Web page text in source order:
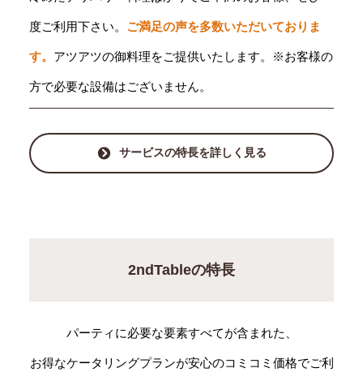
度ご利用下さい。 ご満足の声を多数いただいておりま
す。 アツアツの御料理をご提供いたします。※お客様の
方で必要な設備はございません。
サービスの特長を詳しく見る
2ndTableの特長
パーティに必要な要素すべてが含まれた、
お得なケータリングプランが安心のコミコミ価格でご利